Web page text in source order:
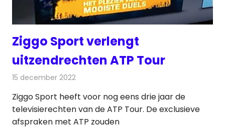
Ziggo Sport verlengt
uitzendrechten ATP Tour
15 december 2022
Ziggo Sport heeft voor nog eens drie jaar de
televisierechten van de ATP Tour. De exclusieve
afspraken met ATP zouden